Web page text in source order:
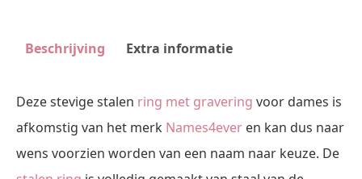
Beschrijving Extra informatie
Deze stevige stalen ring met gravering voor dames is
afkomstig van het merk Names4ever en kan dus naar
wens voorzien worden van een naam naar keuze. De